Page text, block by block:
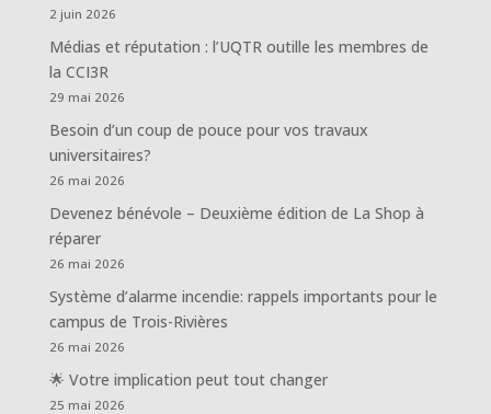
2 juin 2026
Médias et réputation : l’UQTR outille les membres de
la CCI3R
29 mai 2026
Besoin d’un coup de pouce pour vos travaux
universitaires?
26 mai 2026
Devenez bénévole – Deuxième édition de La Shop à
réparer
26 mai 2026
Système d’alarme incendie: rappels importants pour le
campus de Trois-Rivières
26 mai 2026
🌟 Votre implication peut tout changer
25 mai 2026